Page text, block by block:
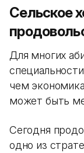
Сельское
Для многих
чем
может быть
Сегодня
одно из